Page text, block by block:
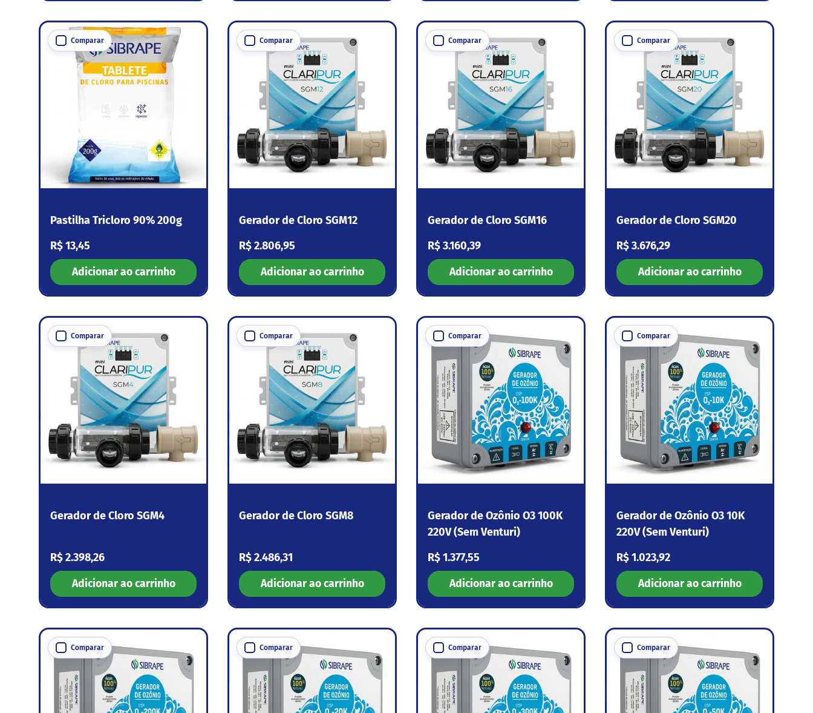
Comparar
Pastilha Tricloro 90% 200g
Preço normal
R$ 13,45
Adicionar ao carrinho
Comparar
Gerador de Cloro SGM12
Preço normal
R$ 2.806,95
Adicionar ao carrinho
Comparar
Gerador de Cloro SGM16
Preço normal
R$ 3.160,39
Adicionar ao carrinho
Comparar
Gerador de Cloro SGM20
Preço normal
R$ 3.676,29
Adicionar ao carrinho
Comparar
Gerador de Cloro SGM4
Preço normal
R$ 2.398,26
Adicionar ao carrinho
Comparar
Gerador de Cloro SGM8
Preço normal
R$ 2.486,31
Adicionar ao carrinho
Comparar
Gerador de Ozônio O3 100K
220V (Sem Venturi)
Preço normal
R$ 1.377,55
Adicionar ao carrinho
Comparar
Gerador de Ozônio O3 10K
220V (Sem Venturi)
Preço normal
R$ 1.023,92
Adicionar ao carrinho
Comparar Comparar Comparar Comparar